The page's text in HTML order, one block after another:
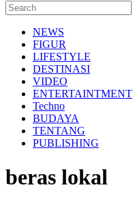
NEWS
FIGUR
LIFESTYLE
DESTINASI
VIDEO
ENTERTAINTMENT
Techno
BUDAYA
TENTANG
PUBLISHING
beras lokal